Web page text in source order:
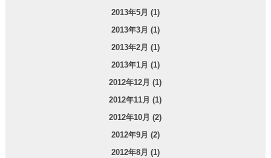
2013年5月 (1)
2013年3月 (1)
2013年2月 (1)
2013年1月 (1)
2012年12月 (1)
2012年11月 (1)
2012年10月 (2)
2012年9月 (2)
2012年8月 (1)